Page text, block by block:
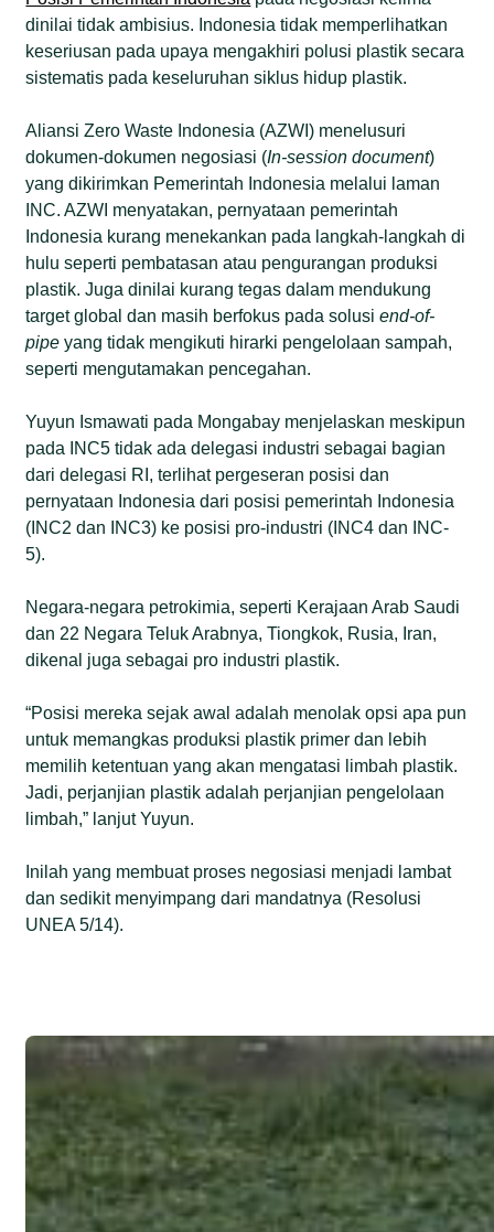
dinilai tidak ambisius. Indonesia tidak memperlihatkan
keseriusan pada upaya mengakhiri polusi plastik secara
sistematis pada keseluruhan siklus hidup plastik.
Aliansi Zero Waste Indonesia (AZWI) menelusuri
dokumen-dokumen negosiasi (In-session document)
yang dikirimkan Pemerintah Indonesia melalui laman
INC. AZWI menyatakan, pernyataan pemerintah
Indonesia kurang menekankan pada langkah-langkah di
hulu seperti pembatasan atau pengurangan produksi
plastik. Juga dinilai kurang tegas dalam mendukung
target global dan masih berfokus pada solusiend-of-
pipe yang tidak mengikuti hirarki pengelolaan sampah,
seperti mengutamakan pencegahan.
Yuyun Ismawati pada Mongabay menjelaskan meskipun
pada INC5 tidak ada delegasi industri sebagai bagian
dari delegasi RI, terlihat pergeseran posisi dan
pernyataan Indonesia dari posisi pemerintah Indonesia
(INC2 dan INC3) ke posisi pro-industri (INC4 dan INC-
5).
Negara-negara petrokimia, seperti Kerajaan Arab Saudi
dan 22 Negara Teluk Arabnya, Tiongkok, Rusia, Iran,
dikenal juga sebagai pro industri plastik.
“Posisi mereka sejak awal adalah menolak opsi apa pun
untuk memangkas produksi plastik primer dan lebih
memilih ketentuan yang akan mengatasi limbah plastik.
Jadi, perjanjian plastik adalah perjanjian pengelolaan
limbah,” lanjut Yuyun.
Inilah yang membuat proses negosiasi menjadi lambat
dan sedikit menyimpang dari mandatnya (Resolusi
UNEA 5/14).